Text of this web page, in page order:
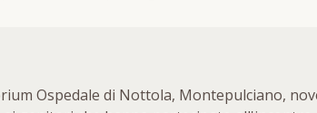
Ospedale di Nottola, Montepulciano,